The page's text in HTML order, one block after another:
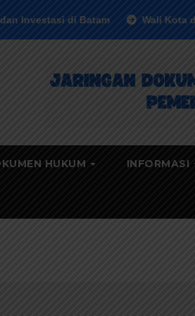
di Batam Wali Kota dan Kajari
HUKUM INFORMASI